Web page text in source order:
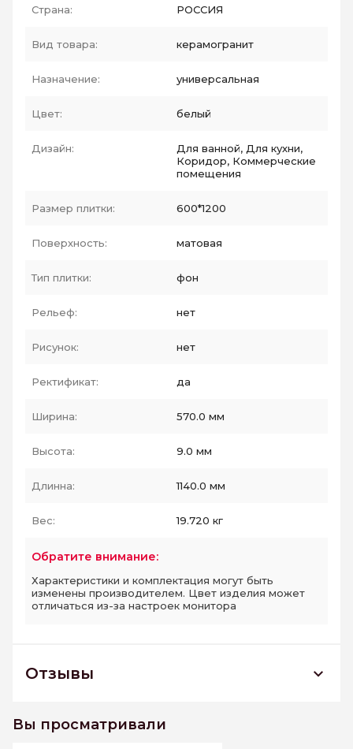
Страна: РОССИЯ
Вид товара: керамогранит
Назначение: универсальная
Цвет: белый
Дизайн:
Для ванной, Для кухни,
Коридор, Коммерческие
помещения
Размер плитки: 600*1200
Поверхность: матовая
Тип плитки: фон
Рельеф: нет
Рисунок: нет
Ректификат: да
Ширина: 570.0 мм
Высота: 9.0 мм
Длинна: 1140.0 мм
Вес: 19.720 кг
Обратите внимание:
Характеристики и комплектация могут быть
изменены производителем. Цвет изделия может
отличаться из-за настроек монитора
Отзывы
керамогранитная Soul 570*1140
Вы просматривали